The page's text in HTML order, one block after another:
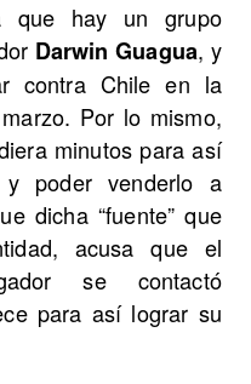
que hay un grupo
Darwin Guagua, y
contra Chile en la
Por lo mismo,
minutos para así
poder venderlo a
dicha “fuente” que
acusa que el
se contactó
para así lograr su